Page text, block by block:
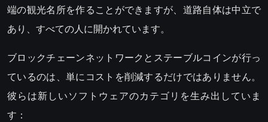
端の観光名所を作ることができますが、道路自体は中立で
あり、すべての人に開かれています。
ブロックチェーンネットワークとステーブルコインが行っ
ているのは、単にコストを削減するだけではありません。
彼らは新しいソフトウェアのカテゴリを生み出していま
す：